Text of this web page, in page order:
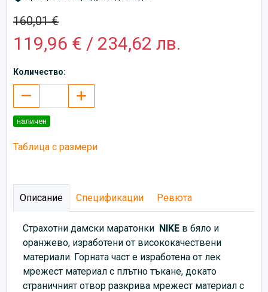
160,01 €
119,96 € / 234,62 лв.
Количество:
наличен
Таблица с размери
Описание Спецификации Ревюта
Страхотни дамски маратонки NIKE в бяло и
оранжево, изработени от висококачествени
материали. Горната част е изработена от лек
мрежест материал с плътно тъкане, докато
страничният отвор разкрива мрежест материал с